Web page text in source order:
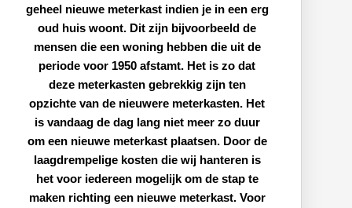
geheel nieuwe meterkast indien je in een erg
oud huis woont. Dit zijn bijvoorbeeld de
mensen die een woning hebben die uit de
periode voor 1950 afstamt. Het is zo dat
deze meterkasten gebrekkig zijn ten
opzichte van de nieuwere meterkasten. Het
is vandaag de dag lang niet meer zo duur
om een nieuwe meterkast plaatsen. Door de
laagdrempelige kosten die wij hanteren is
het voor iedereen mogelijk om de stap te
maken richting een nieuwe meterkast. Voor